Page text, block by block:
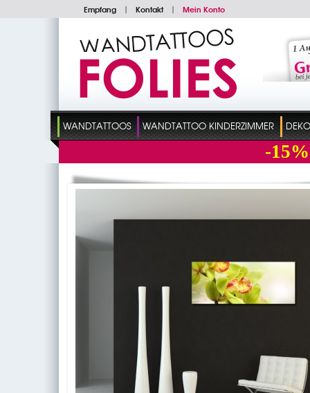
Empfang | Kontakt | Mein Konto
WANDTATTOOS WANDTATTOO KINDERZIMMER
-15%